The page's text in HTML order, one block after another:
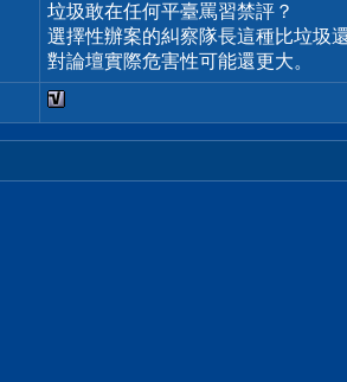
垃圾敢在任何平臺罵習禁評？
選擇性辦案的糾察隊長這種比垃圾
對論壇實際危害性可能還更大。